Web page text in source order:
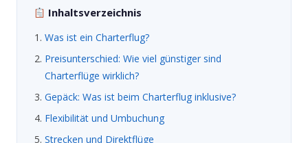
Inhaltsverzeichnis
Was ist ein Charterflug?
Preisunterschied: Wie viel günstiger sind
Charterflüge wirklich?
Gepäck: Was ist beim Charterflug inklusive?
Flexibilität und Umbuchung
Strecken und Direktflüge